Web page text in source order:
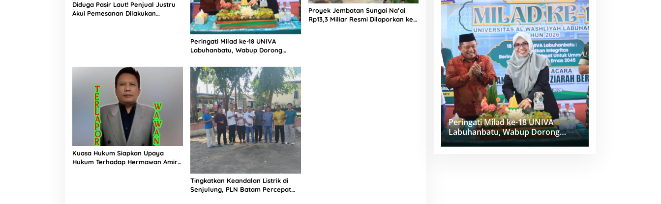
Diduga Pasir Laut! Penjual Justru
Akui Pemesanan Dilakukan
Peringati Milad ke-18 UNIVA
Labuhanbatu, Wabup Dorong
Indonesia Emas 2045
Proyek Jembatan Sungai Na’ai
Rp13,3 Miliar Resmi Dilaporkan ke
Kuasa Hukum Siapkan Upaya
Hukum Terhadap Hermawan Amir
Tingkatkan Keandalan Listrik di
Senjulung, PLN Batam Percepat
Peringati Milad ke-18 UNIVA
Labuhanbatu, Wabup Dorong
Penguatan SDM Unggul Menuju